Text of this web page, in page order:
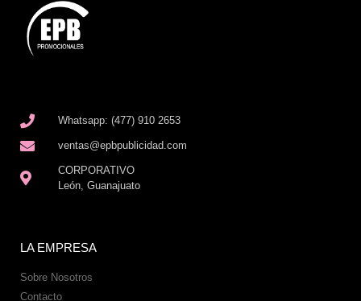
Whatsapp: (477) 910 2653
ventas@epbpublicidad.com
CORPORATIVO
León, Guanajuato
LA EMPRESA
Sobre Nosotros
Contacto